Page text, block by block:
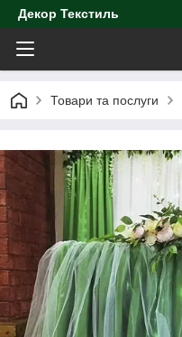
Декор Текстиль
Товари та послуги